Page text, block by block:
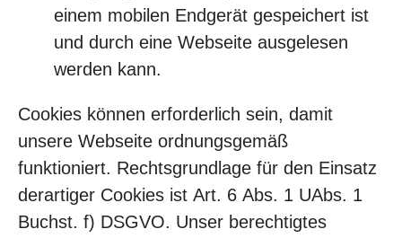
einem mobilen Endgerät gespeichert ist
und durch eine Webseite ausgelesen
werden kann.
Cookies können erforderlich sein, damit
unsere Webseite ordnungsgemäß
funktioniert. Rechtsgrundlage für den Einsatz
derartiger Cookies ist Art. 6 Abs. 1 UAbs. 1
Buchst. f) DSGVO. Unser berechtigtes